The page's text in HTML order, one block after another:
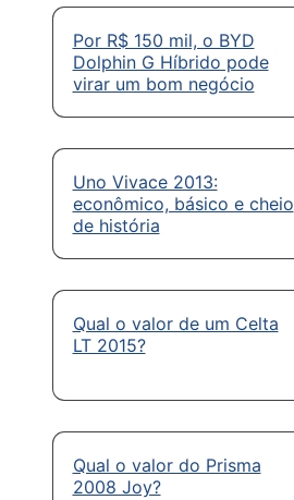
Por R$ 150 mil, o BYD
Dolphin G Híbrido pode
virar um bom negócio
Uno Vivace 2013:
econômico, básico e cheio
de história
Qual o valor de um Celta
LT 2015?
Qual o valor do Prisma
2008 Joy?